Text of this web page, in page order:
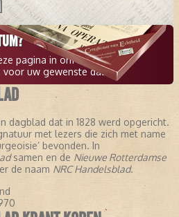
pagina in om te zien
voor uw gewenste datum.
dagblad dat in 1828 werd opgericht.
met lezers die zich met name
bevonden. In
samen en de Nieuwe Rotterdamse
de naam NRC Handelsblad.